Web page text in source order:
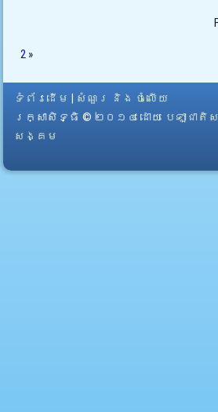
2»
ទំព័រដើម
សំណួរ និង ចំលើយ
រក្សាសិទ្ធិ © ២០១៤ ដោយ​ បេឡាជា
សង្គម